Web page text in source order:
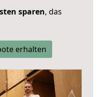
sparen, das
erhalten